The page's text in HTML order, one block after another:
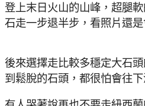
登上末日火山的山峰，超腿
石走一步退半步，看照片還
後來選擇走比較多穩定大石
到鬆脫的石頭，都很怕會往下